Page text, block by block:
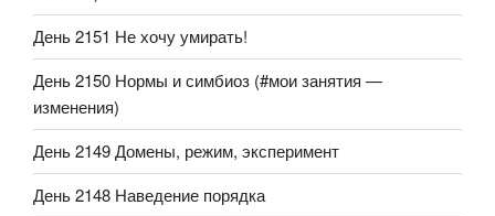
День 2151 Не хочу умирать!
День 2150 Нормы и симбиоз (#мои занятия —
изменения)
День 2149 Домены, режим, эксперимент
День 2148 Наведение порядка